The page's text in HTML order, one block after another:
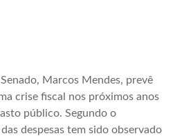
Marcos Mendes, prevê
crise fiscal nos próximos anos
público. Segundo o
despesas tem sido observado